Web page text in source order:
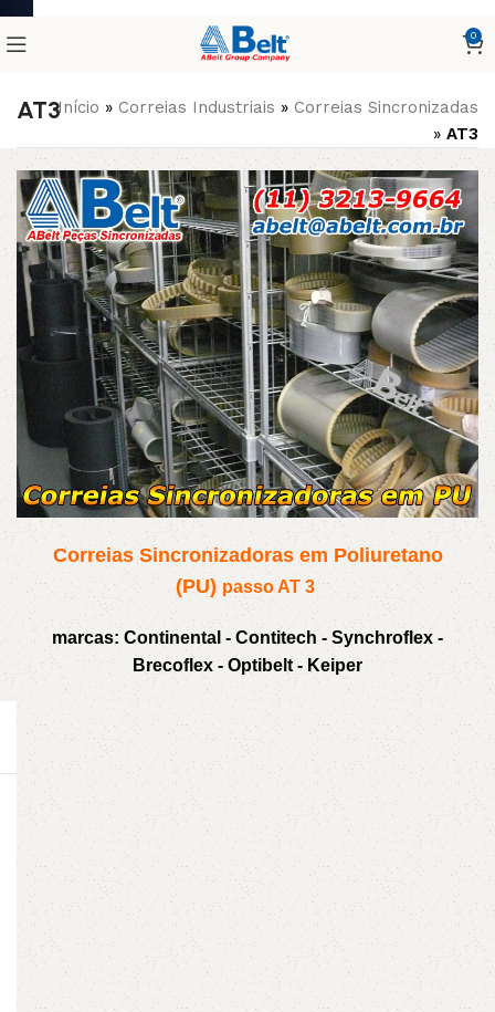
0
AT3Início » Correias Industriais » Correias Sincronizadas
» AT3
Correias Sincronizadoras em Poliuretano
(PU)passo AT 3
marcas: Continental - Contitech - Synchroflex -
Brecoflex - Optibelt - Keiper